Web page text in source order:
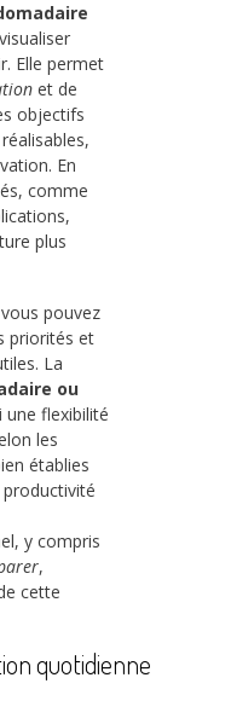
Elle permet
et de
objectifs
En
comme
plus
pouvez
priorités et
La
ou
une flexibilité
les
établies
y compris
,
cette
quotidienne